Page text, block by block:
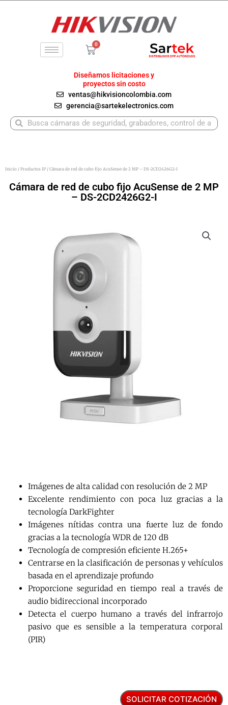
0
Carrito
Diseñamos licitaciones y
proyectos sin costo
ventas@hikvisioncolombia.com
gerencia@sartekelectronics.com
BuscarBuscar
Inicio / Productos IP / Cámara de red de cubo fijo AcuSense de 2 MP – DS-2CD2426G2-I
Cámara de red de cubo fijo AcuSense de 2 MP
– DS-2CD2426G2-I
Imágenes de alta calidad con resolución de 2 MP
Excelente rendimiento con poca luz gracias a la
tecnología DarkFighter
Imágenes nítidas contra una fuerte luz de fondo
gracias a la tecnología WDR de 120 dB
Tecnología de compresión eficiente H.265+
Centrarse en la clasificación de personas y vehículos
basada en el aprendizaje profundo
Proporcione seguridad en tiempo real a través de
audio bidireccional incorporado
Detecta el cuerpo humano a través del infrarrojo
pasivo que es sensible a la temperatura corporal
(PIR)
SOLICITAR COTIZACIÓN